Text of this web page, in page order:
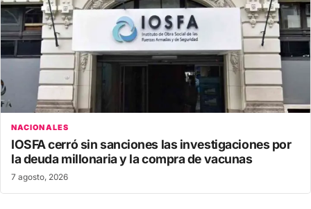
NACIONALES
IOSFA cerró sin sanciones las investigaciones por
la deuda millonaria y la compra de vacunas
7 agosto, 2026